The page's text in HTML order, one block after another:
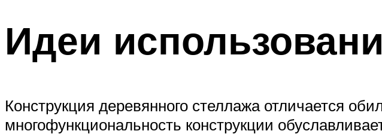
Идеи
Конструкция деревянного стеллажа отличается
многофункциональность конструкции